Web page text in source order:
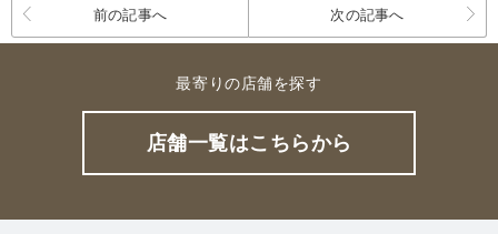
前の記事へ 次の記事へ
最寄りの店舗を探す
店舗一覧はこちらから